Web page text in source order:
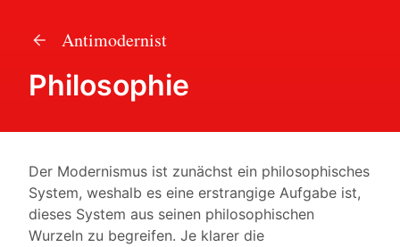
Antimodernist
Philosophie
Der Modernismus ist zunächst ein philosophisches
System, weshalb es eine erstrangige Aufgabe ist,
dieses System aus seinen philosophischen
Wurzeln zu begreifen. Je klarer die